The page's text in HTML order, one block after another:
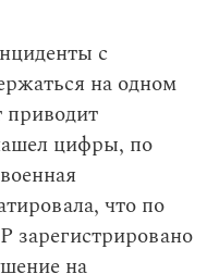
с
на одном
цифры, по
что по
на